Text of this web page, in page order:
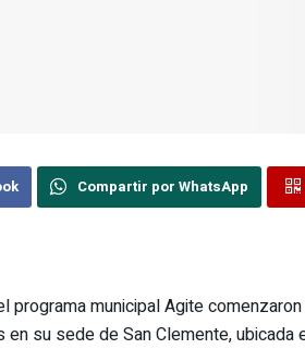
Compartir por WhatsApp
municipal Agite comenzaron
su sede de San Clemente, ubicada